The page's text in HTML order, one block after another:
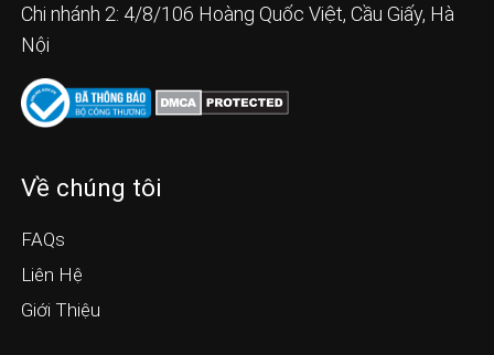
Chi nhánh 2: 4/8/106 Hoàng Quốc Việt, Cầu Giấy, Hà
Nội
Về chúng tôi
FAQs
Liên Hệ
Giới Thiệu